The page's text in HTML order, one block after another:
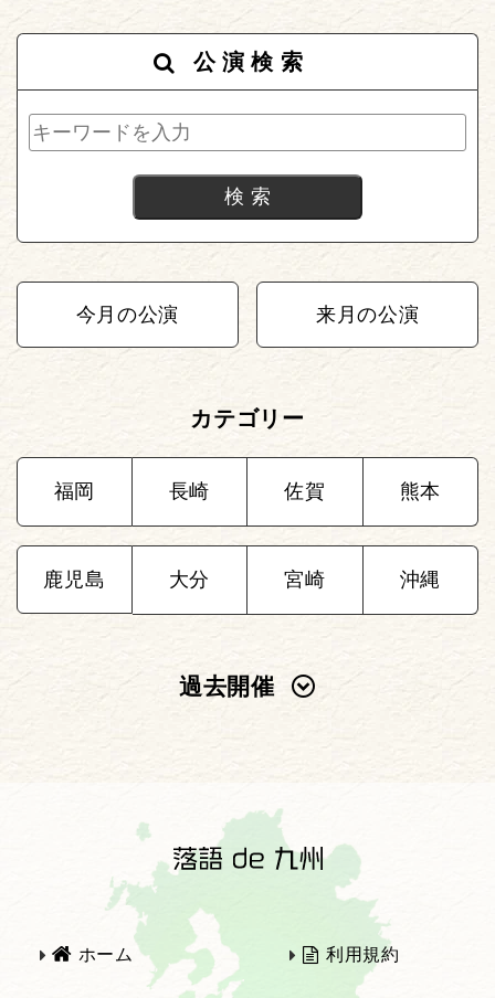
公演検索
今月の公演 来月の公演
カテゴリー
福岡 長崎 佐賀 熊本
鹿児島 大分 宮崎 沖縄
過去開催
2022年
2021年 2020年
ホーム 利用規約